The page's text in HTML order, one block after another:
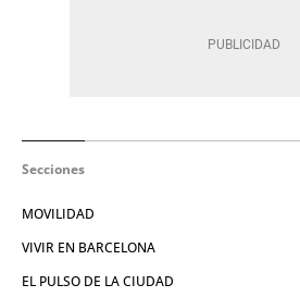
Secciones
MOVILIDAD
VIVIR EN BARCELONA
EL PULSO DE LA CIUDAD